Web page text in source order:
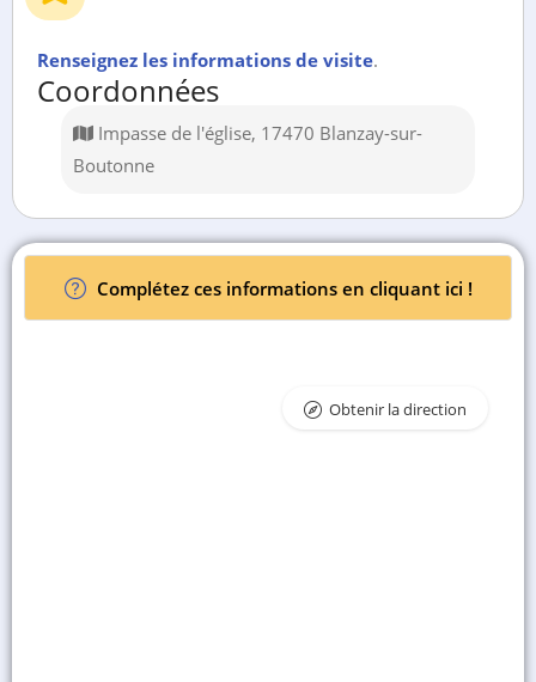
Renseignez les informations de visite.
Coordonnées
Impasse de l'église, 17470 Blanzay-sur-
Boutonne
Complétez ces informations en cliquant ici !
Obtenir la direction